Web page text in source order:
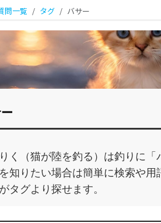
問一覧 タグ バサー
く（猫が陸を釣る）は釣りに
知りたい場合は簡単に検索や
タグより探せます。